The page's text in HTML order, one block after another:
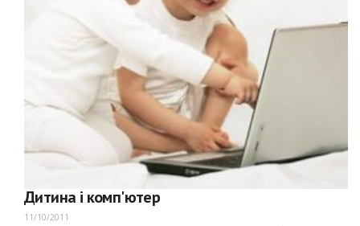
Дитина і комп'ютер
11/10/2011